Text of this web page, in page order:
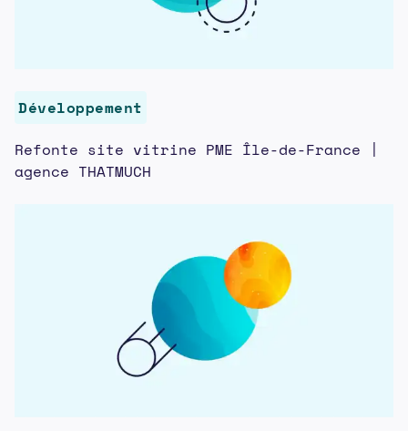
Développement
Refonte site vitrine PME Île-de-France |
agence THATMUCH